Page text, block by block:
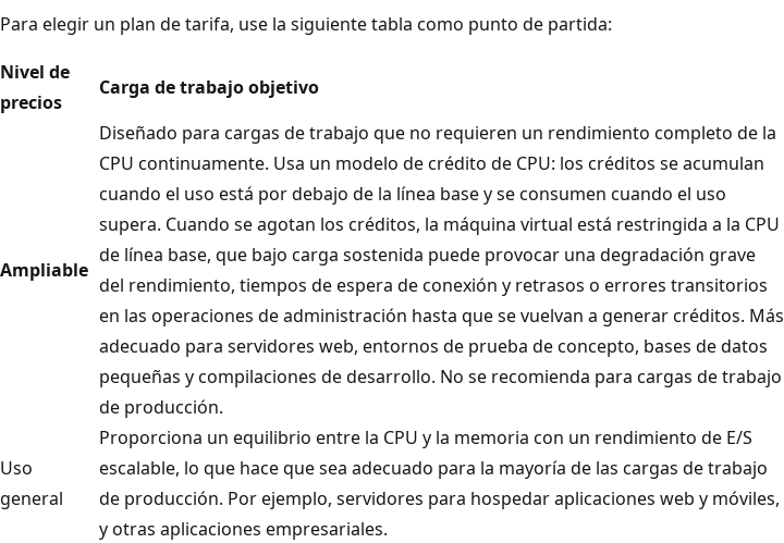
Para elegir un plan de tarifa, use la siguiente tabla como punto de partida:
Nivel de
precios
Carga de trabajo objetivo
Ampliable
Diseñado para cargas de trabajo que no requieren un rendimiento completo de la
CPU continuamente. Usa un modelo de crédito de CPU: los créditos se acumulan
cuando el uso está por debajo de la línea base y se consumen cuando el uso
supera. Cuando se agotan los créditos, la máquina virtual está restringida a la CPU
de línea base, que bajo carga sostenida puede provocar una degradación grave
del rendimiento, tiempos de espera de conexión y retrasos o errores transitorios
en las operaciones de administración hasta que se vuelvan a generar créditos. Más
adecuado para servidores web, entornos de prueba de concepto, bases de datos
pequeñas y compilaciones de desarrollo. No se recomienda para cargas de trabajo
de producción.
Uso
general
Proporciona un equilibrio entre la CPU y la memoria con un rendimiento de E/S
escalable, lo que hace que sea adecuado para la mayoría de las cargas de trabajo
de producción. Por ejemplo, servidores para hospedar aplicaciones web y móviles,
y otras aplicaciones empresariales.